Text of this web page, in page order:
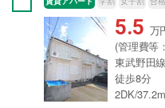
5.5 万
(管理費等
東武野田
徒歩8分
2DK/